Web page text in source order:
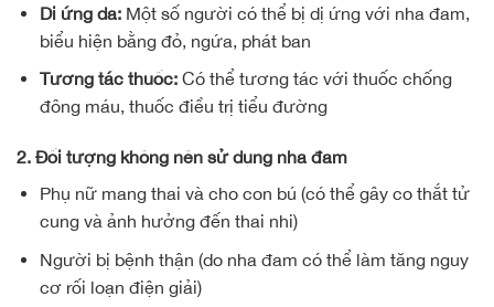
Dị ứng da:Một số người có thể bị dị ứng với nha đam,
biểu hiện bằng đỏ, ngứa, phát ban
Tương tác thuốc:Có thể tương tác với thuốc chống
đông máu, thuốc điều trị tiểu đường
2. Đối tượng không nên sử dụng nha đam
Phụ nữ mang thai và cho con bú (có thể gây co thắt tử
cung và ảnh hưởng đến thai nhi)
Người bị bệnh thận (do nha đam có thể làm tăng nguy
cơ rối loạn điện giải)